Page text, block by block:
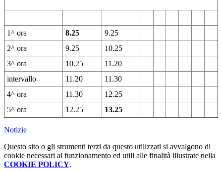
1^ ora 8.25
9.25
2^ ora
9.25
10.25
3^ ora
10.25
11.20
intervallo
11.20
11.30
4^ ora
11.30
12.25
5^ ora
12.25 13.25
Notizie
Questo sito o gli strumenti terzi da questo utilizzati si avvalgono di
cookie necessari al funzionamento ed utili alle finalità illustrate nella
COOKIE POLICY.